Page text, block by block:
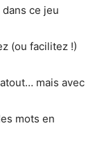
ce jeu
(ou facilitez !)
mais avec
mots en